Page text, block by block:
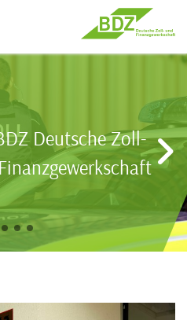
Deutsche Zoll-